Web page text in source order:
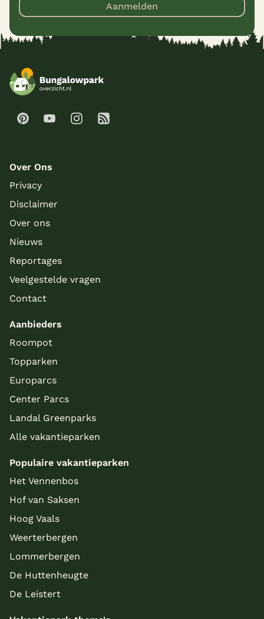
Aanmelden
Over Ons
Privacy
Disclaimer
Over ons
Nieuws
Reportages
Veelgestelde vragen
Contact
Aanbieders
Roompot
Topparken
Europarcs
Center Parcs
Landal Greenparks
Alle vakantieparken
Populaire vakantieparken
Het Vennenbos
Hof van Saksen
Hoog Vaals
Weerterbergen
Lommerbergen
De Huttenheugte
De Leistert